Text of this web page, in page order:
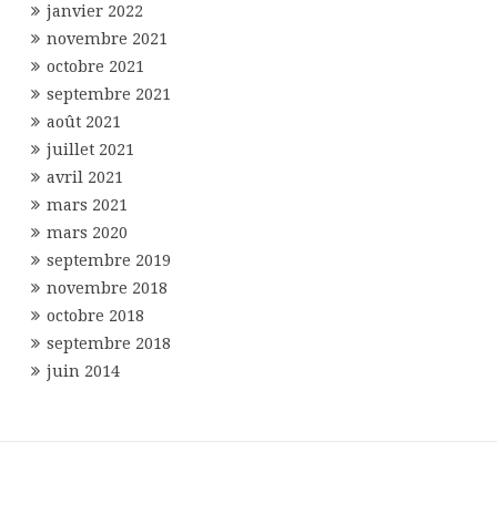
janvier 2022
novembre 2021
octobre 2021
septembre 2021
août 2021
juillet 2021
avril 2021
mars 2021
mars 2020
septembre 2019
novembre 2018
octobre 2018
septembre 2018
juin 2014